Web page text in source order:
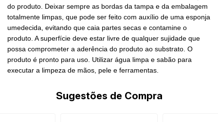
do produto. Deixar sempre as bordas da tampa e da embalagem
totalmente limpas, que pode ser feito com auxílio de uma esponja
umedecida, evitando que caia partes secas e contamine o
produto. A superfície deve estar livre de qualquer sujidade que
possa comprometer a aderência do produto ao substrato. O
produto é pronto para uso. Utilizar água limpa e sabão para
executar a limpeza de mãos, pele e ferramentas.
Sugestões de Compra